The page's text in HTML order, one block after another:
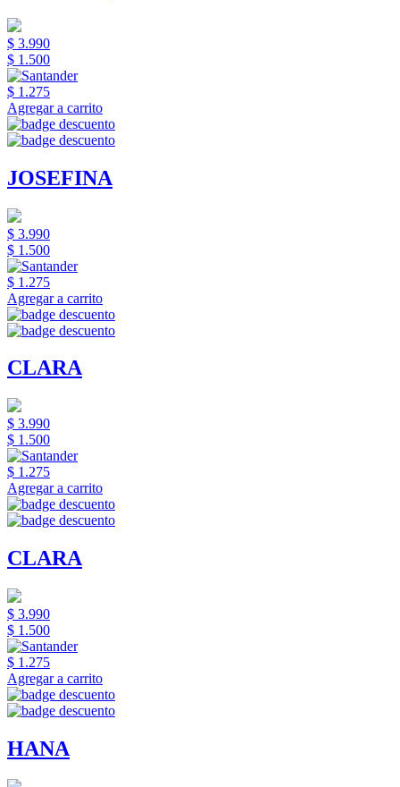
$ 3.990
$ 1.500
$ 1.275
Agregar a carrito
JOSEFINA
$ 3.990
$ 1.500
$ 1.275
Agregar a carrito
CLARA
$ 3.990
$ 1.500
$ 1.275
Agregar a carrito
CLARA
$ 3.990
$ 1.500
$ 1.275
Agregar a carrito
HANA